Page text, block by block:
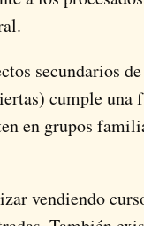
secundarios
cumple
en grupos
vendiendo